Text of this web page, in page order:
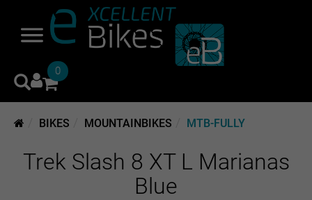
0
BIKES MOUNTAINBIKES MTB-FULLY
Trek Slash 8 XT L Marianas
Blue